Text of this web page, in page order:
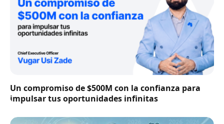
Un compromiso de $500M con la confianza para
impulsar tus oportunidades infinitas